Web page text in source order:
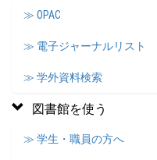
≫ OPAC
≫ 電子ジャーナルリスト
≫ 学外資料検索
図書館を使う
≫ 学生・職員の方へ